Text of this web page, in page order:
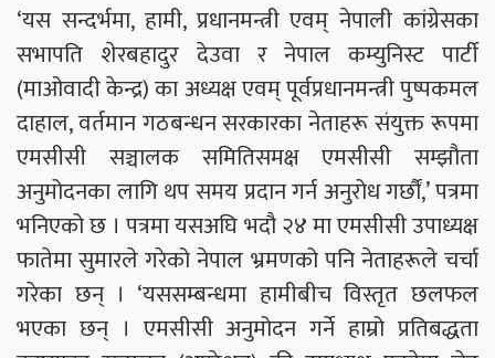
‘यस सन्दर्भमा, हामी, प्रधानमन्त्री एवम् नेपाली कांग्रेसका
सभापति शेरबहादुर देउवा र नेपाल कम्युनिस्ट पार्टी
(माओवादी केन्द्र) का अध्यक्ष एवम् पूर्वप्रधानमन्त्री पुष्पकमल
दाहाल, वर्तमान गठबन्धन सरकारका नेताहरू संयुक्त रूपमा
एमसीसी सञ्चालक समितिसमक्ष एमसीसी सम्झौता
अनुमोदनका लागि थप समय प्रदान गर्न अनुरोध गर्छौं,’ पत्रमा
भनिएको छ । पत्रमा यसअघि भदौ २४ मा एमसीसी उपाध्यक्ष
फातेमा सुमारले गरेको नेपाल भ्रमणको पनि नेताहरूले चर्चा
गरेका छन् । ‘यससम्बन्धमा हामीबीच विस्तृत छलफल
भएका छन् । एमसीसी अनुमोदन गर्ने हाम्रो प्रतिबद्धता